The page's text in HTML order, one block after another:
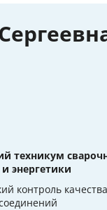
техникум
энергетики
контроль качества